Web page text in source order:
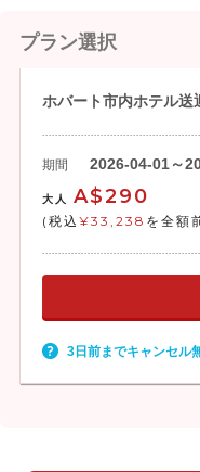
プラン選択
ホバート市内ホテル送
期間 2026-04-01～
大人 A$290
(税込 ¥33,238 を全額
3日前までキャンセル